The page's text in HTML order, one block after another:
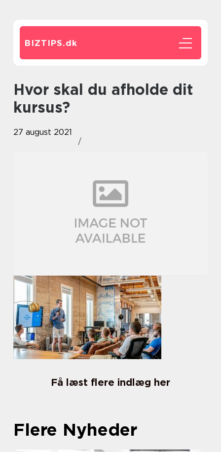
BIZTIPS.dk
Hvor skal du afholde dit
kursus?
27 august 2021
Få læst flere indlæg her
Flere Nyheder